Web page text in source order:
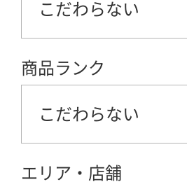
こだわらない
商品ランク
こだわらない
エリア・店舗